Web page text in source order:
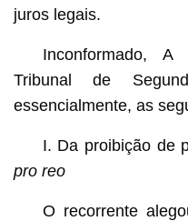
juros legais.
Inconformado,
Tribunal de
essencialmente, as
I. Da proibição de
pro reo
O recorrente